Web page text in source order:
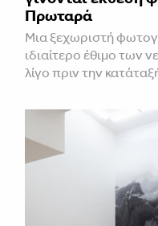
Πρωταρά
Μια ξεχωριστή
ιδιαίτερο έθιμο των
λίγο πριν την